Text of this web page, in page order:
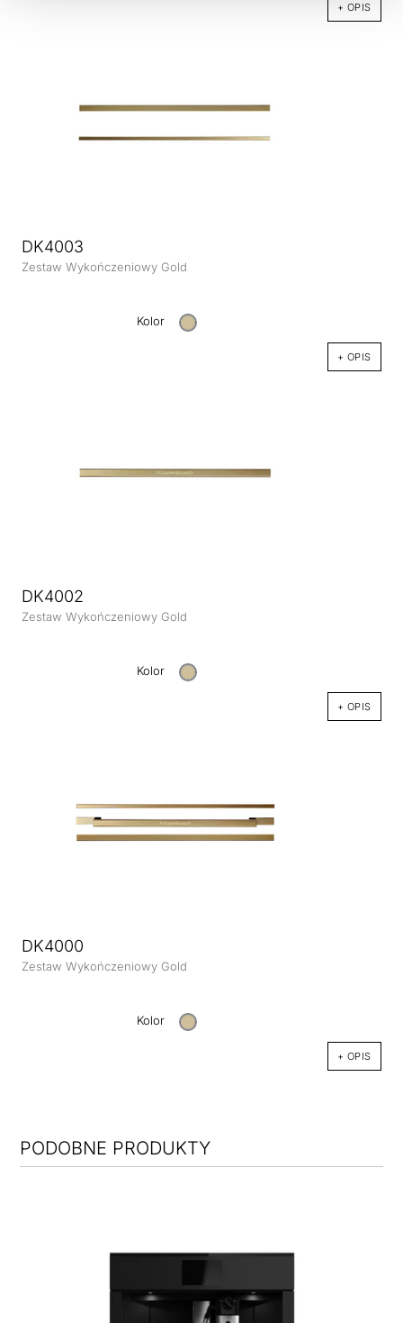
+ OPIS
DK4003
Zestaw Wykończeniowy Gold
Kolor
+ OPIS
DK4002
Zestaw Wykończeniowy Gold
Kolor
+ OPIS
DK4000
Zestaw Wykończeniowy Gold
Kolor
+ OPIS
PODOBNE PRODUKTY